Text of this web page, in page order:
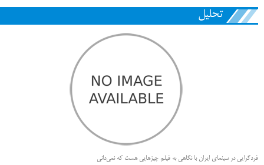
تحلیل
فردگرایی در سینمای ایران با نگاهی به فیلم چیزهایی هست که نمی‌دانی